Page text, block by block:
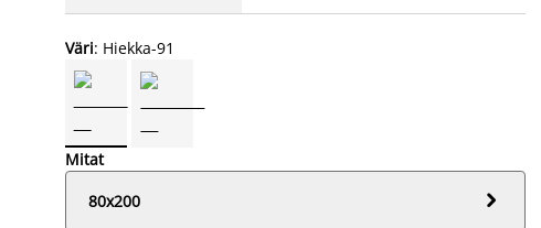
Väri: Hiekka-91
Mitat
80x200
